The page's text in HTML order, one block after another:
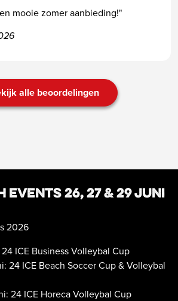
mooie zomer aanbieding!"
alle beoordelingen
Events 26, 27 & 29 juni
2026
ICE Business Volleybal Cup
24 ICE Beach Soccer Cup & Volleybal
24 ICE Horeca Volleybal Cup